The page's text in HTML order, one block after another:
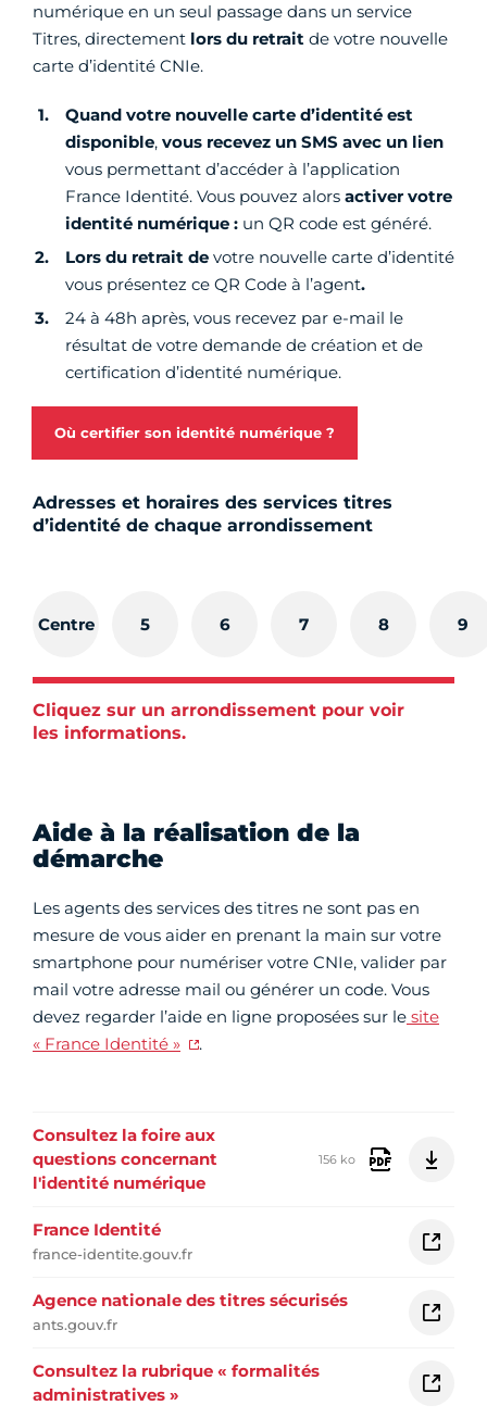
numérique en un seul passage dans un service
Titres, directement lors du retrait de votre nouvelle
carte d’identité CNIe.
Quand votre nouvelle carte d’identité est
disponible, vous recevez un SMS avec un lien
vous permettant d’accéder à l’application
France Identité. Vous pouvez alors activer votre
identité numérique : un QR code est généré.
Lors du retrait de votre nouvelle carte d’identité
vous présentez ce QR Code à l’agent.
24 à 48h après, vous recevez par e-mail le
résultat de votre demande de création et de
certification d’identité numérique.
Où certifier son identité numérique ?
Adresses et horaires des services titres
d’identité de chaque arrondissement
Centre 5 6 7 8 9
Cliquez sur un arrondissement pour voir
les informations.
Aide à la réalisation de la
démarche
Les agents des services des titres ne sont pas en
mesure de vous aider en prenant la main sur votre
smartphone pour numériser votre CNIe, valider par
mail votre adresse mail ou générer un code. Vous
devez regarder l’aide en ligne proposées sur le site
« France Identité »
.
Consultez la foire aux
questions concernant
l'identité numérique
156 ko
France Identité
france-identite.gouv.fr
Agence nationale des titres sécurisés
ants.gouv.fr
Consultez la rubrique « formalités
administratives »